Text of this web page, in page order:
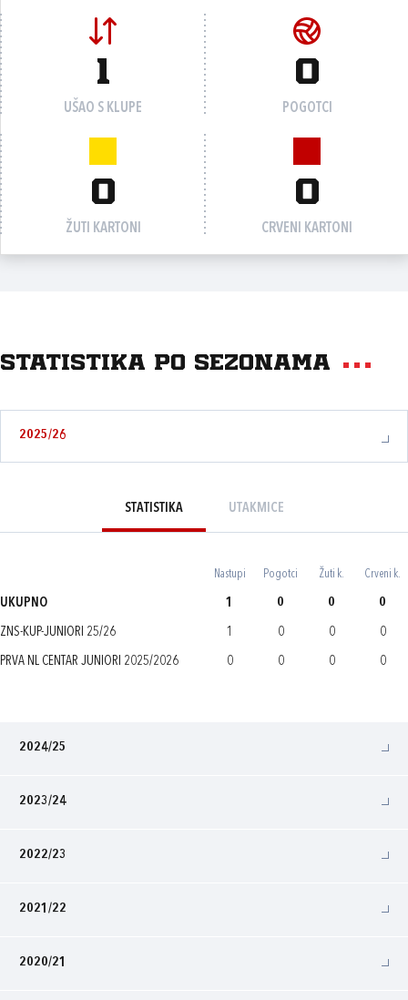
1
UŠAO S KLUPE
0
POGOTCI
0
ŽUTI KARTONI
0
CRVENI KARTONI
Statistika po sezonama
2025/26
STATISTIKA UTAKMICE
Nastupi Pogotci Žuti k. Crveni k.
UKUPNO 1 0 0 0
ZNS-KUP-JUNIORI 25/26 1 0 0 0
PRVA NL CENTAR JUNIORI 2025/2026 0 0 0 0
2024/25
2023/24
2022/23
2021/22
2020/21